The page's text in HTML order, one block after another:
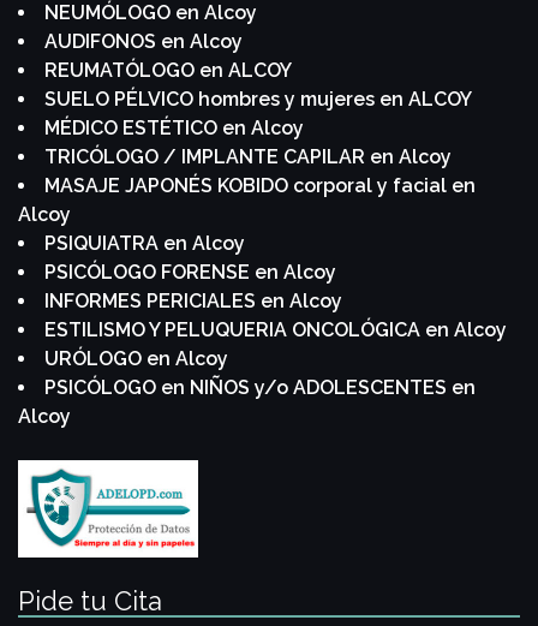
NEUMÓLOGO en Alcoy
AUDIFONOS en Alcoy
REUMATÓLOGO en ALCOY
SUELO PÉLVICO hombres y mujeres en ALCOY
MÉDICO ESTÉTICO en Alcoy
TRICÓLOGO / IMPLANTE CAPILAR en Alcoy
MASAJE JAPONÉS KOBIDO corporal y facial en
Alcoy
PSIQUIATRA en Alcoy
PSICÓLOGO FORENSE en Alcoy
INFORMES PERICIALES en Alcoy
ESTILISMO Y PELUQUERIA ONCOLÓGICA en Alcoy
URÓLOGO en Alcoy
PSICÓLOGO en NIÑOS y/o ADOLESCENTES en
Alcoy
Pide tu Cita